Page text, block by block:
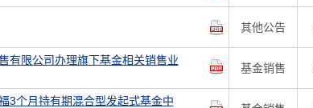
其他公告
有限公司办理旗下基金相关销售业
基金销售
3个月持有期混合型发起式基金中